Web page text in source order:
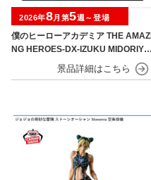
僕のヒーローアカデミア THE AMAZI
NG HEROES-DX-IZUKU MIDORIYA
OVERLAY Ⅱ
2026年8月第5週～登場